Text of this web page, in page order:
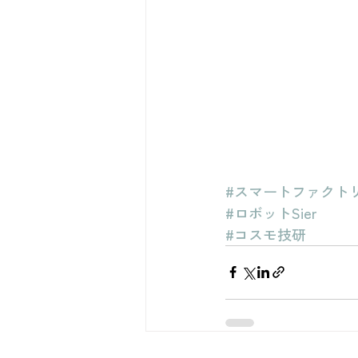
#スマートファクト
#ロボットSier
#コスモ技研